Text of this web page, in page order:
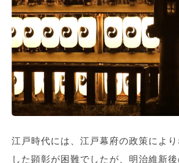
江戸時代には、江戸幕府の政策によ
した顕彰が困難でしたが、明治維新